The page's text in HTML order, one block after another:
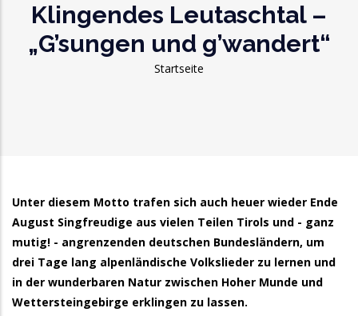
Klingendes Leutaschtal –
„G’sungen und g’wandert“
Pfadnavigation
Startseite
Unter diesem Motto trafen sich auch heuer wieder Ende
August Singfreudige aus vielen Teilen Tirols und - ganz
mutig! - angrenzenden deutschen Bundesländern, um
drei Tage lang alpenländische Volkslieder zu lernen und
in der wunderbaren Natur zwischen Hoher Munde und
Wettersteingebirge erklingen zu lassen.